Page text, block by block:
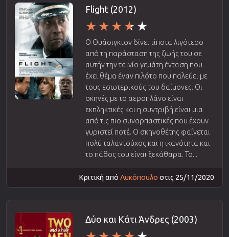
Flight (2012)
Ο Ουάσιγκτον δίνει τίποτα λιγότερο
από τη παράσταση της ζωής του σε
αυτήν την ταινία γεμάτη ένταση που
έχει θέμα έναν πιλότο που παλεύει με
τους εσωτερικούς του δαίμονες. Οι
σκηνές με το αεροπλάνο είναι
εκπληκτικές και η συντριβή είναι μια
από τις πιο συναρπαστικές που έχουν
γυριστεί ποτέ. Ο σκηνοθέτης φαίνεται
πολύ ταλαντούχος και η ικανότητα και
το πάθος του είναι ξεκάθαρα. Το...
Κριτική από Λυκόπουλο στις 25/11/2020
Δύο και Κάτι Άνδρες (2003)